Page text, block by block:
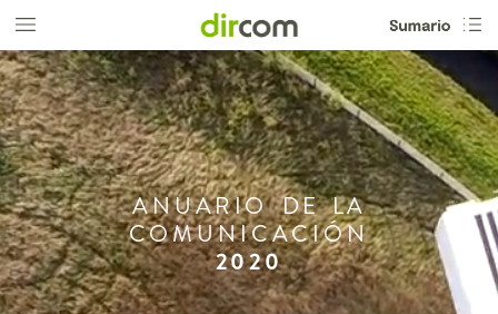
ANUARIO DE LA
COMUNICACIÓN
2020